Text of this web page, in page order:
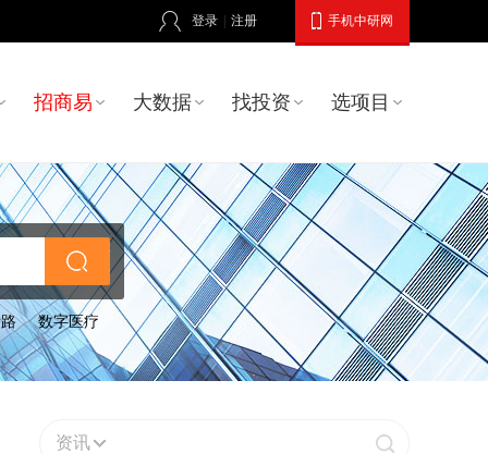
登录 注册 手机中研网
招商易 大数据 找投资 选项目
数字医疗
资讯